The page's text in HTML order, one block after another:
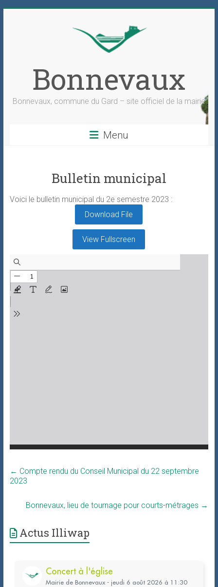
Bonnevaux
Bonnevaux, commune du Gard – site officiel de la mairie
Menu
Bulletin municipal
Voici le bulletin municipal du 2e semestre 2023 :
Download File
View Fullscreen
← Compte rendu du Conseil Municipal du 22 septembre
2023
Bonnevaux, lieu de tournage pour courts-métrages →
Actus Illiwap